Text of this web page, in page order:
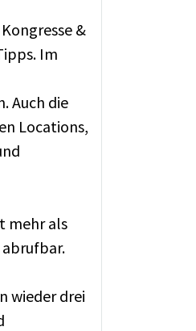
&
Im
Auch die
Locations,
mehr als
wieder drei